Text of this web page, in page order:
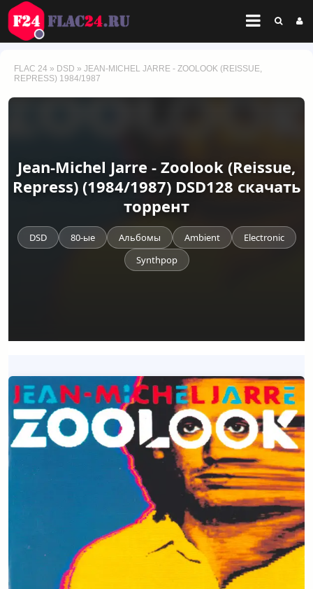
FLAC 24 » DSD » JEAN-MICHEL JARRE - ZOOLOOK (REISSUE,
REPRESS) 1984/1987
Jean-Michel Jarre - Zoolook (Reissue,
Repress) (1984/1987) DSD128 скачать
торрент
DSD 80-ые Альбомы Ambient
Electronic
Synthpop